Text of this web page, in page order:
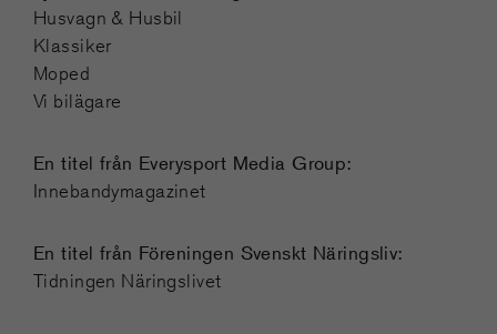
Husvagn & Husbil
Klassiker
Moped
Vi bilägare
En titel från Everysport Media Group:
Innebandymagazinet
En titel från Föreningen Svenskt Näringsliv:
Tidningen Näringslivet